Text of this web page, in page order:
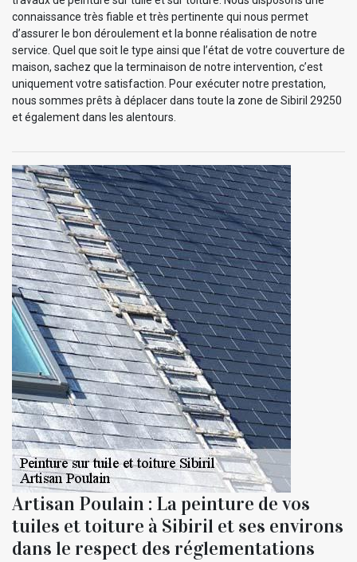
connaissance très fiable et très pertinente qui nous permet
d’assurer le bon déroulement et la bonne réalisation de notre
service. Quel que soit le type ainsi que l’état de votre couverture de
maison, sachez que la terminaison de notre intervention, c’est
uniquement votre satisfaction. Pour exécuter notre prestation,
nous sommes prêts à déplacer dans toute la zone de Sibiril 29250
et également dans les alentours.
Artisan Poulain : La peinture de vos
tuiles et toiture à Sibiril et ses environs
dans le respect des réglementations